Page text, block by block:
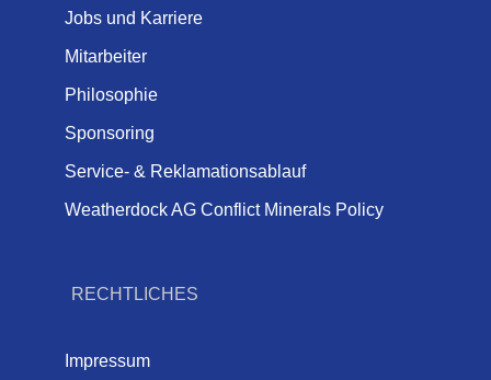
Jobs und Karriere
Mitarbeiter
Philosophie
Sponsoring
Service- & Reklamationsablauf
Weatherdock AG Conflict Minerals Policy
RECHTLICHES
Impressum